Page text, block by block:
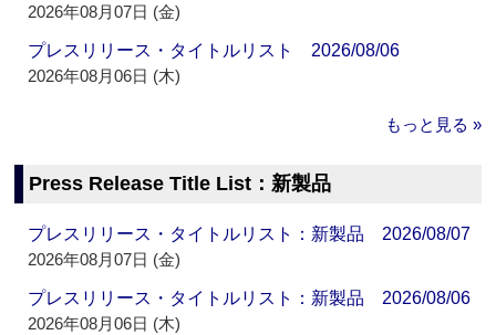
2026年08月07日 (金)
プレスリリース・タイトルリスト 2026/08/06
2026年08月06日 (木)
もっと見る »
Press Release Title List：新製品
プレスリリース・タイトルリスト：新製品 2026/08/07
2026年08月07日 (金)
プレスリリース・タイトルリスト：新製品 2026/08/06
2026年08月06日 (木)